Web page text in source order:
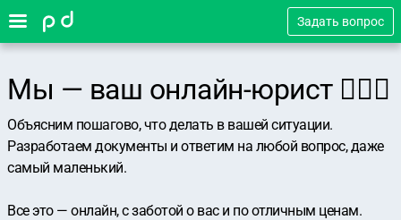
Задать вопрос
Мы — ваш онлайн-юрист 👨🏻‍⚖️
Объясним пошагово, что делать в вашей ситуации.
Разработаем документы и ответим на любой вопрос, даже
самый маленький.
Все это — онлайн, с заботой о вас и по отличным ценам.